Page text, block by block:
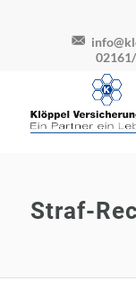
Straf-